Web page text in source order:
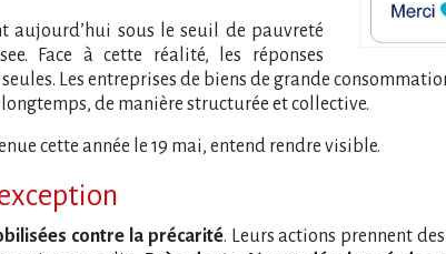
aujourd’hui sous le seuil de pauvreté
Face à cette réalité, les réponses
Les entreprises de biens de grande
de manière structurée et collective.
cette année le 19 mai, entend rendre visible.
contre la précarité. Leurs actions prennent